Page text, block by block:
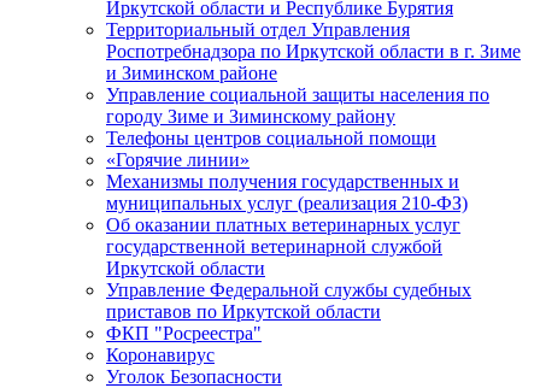
Иркутской области и Республике Бурятия
Территориальный отдел Управления
Роспотребнадзора по Иркутской области в г. Зиме
и Зиминском районе
Управление социальной защиты населения по
городу Зиме и Зиминскому району
Телефоны центров социальной помощи
«Горячие линии»
Механизмы получения государственных и
муниципальных услуг (реализация 210-ФЗ)
Об оказании платных ветеринарных услуг
государственной ветеринарной службой
Иркутской области
Управление Федеральной службы судебных
приставов по Иркутской области
ФКП "Росреестра"
Коронавирус
Уголок Безопасности